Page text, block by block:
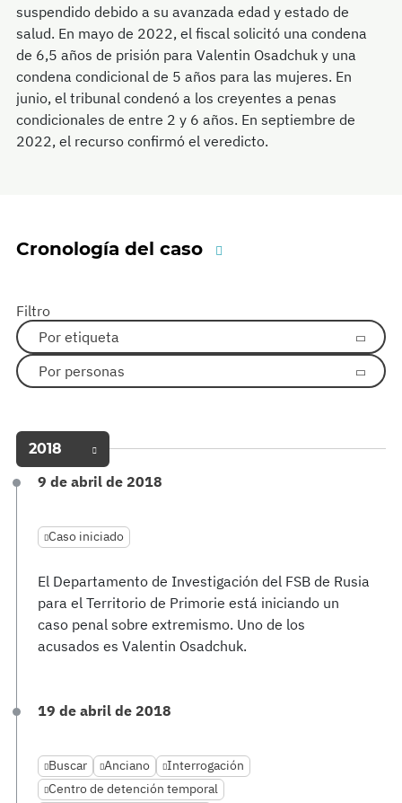
suspendido debido a su avanzada edad y estado de
salud. En mayo de 2022, el fiscal solicitó una condena
de 6,5 años de prisión para Valentin Osadchuk y una
condena condicional de 5 años para las mujeres. En
junio, el tribunal condenó a los creyentes a penas
condicionales de entre 2 y 6 años. En septiembre de
2022, el recurso confirmó el veredicto.
Cronología del caso
Filtro
Por etiqueta
Por personas
2018
9 de abril de 2018
Caso iniciado
El Departamento de Investigación del FSB de Rusia
para el Territorio de Primorie está iniciando un
caso penal sobre extremismo. Uno de los
acusados es Valentin Osadchuk.
19 de abril de 2018
Buscar Anciano
Interrogación
Centro de detención temporal